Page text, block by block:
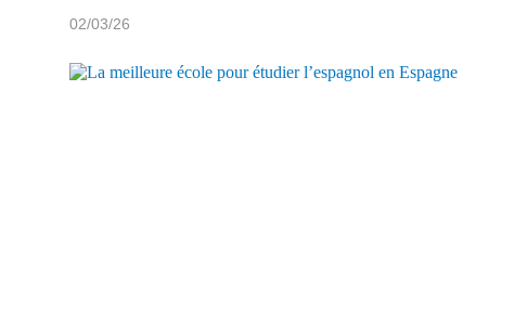
02/03/26